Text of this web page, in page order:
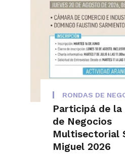
RONDAS DE
Participá de la
de Negocios
Multisectorial
Miguel 2026